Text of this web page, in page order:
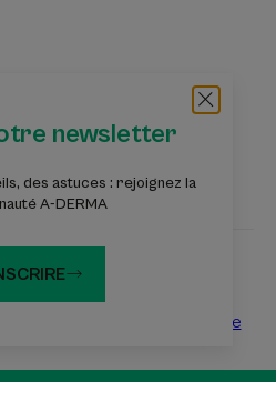
newsletter
des astuces : rejoignez la
A-DERMA
Contact
Pierre Fabre
Laboratoires Pierre Fabre